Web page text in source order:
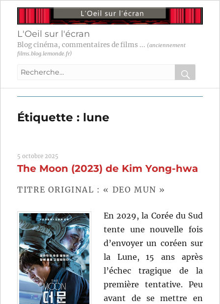
L'Oeil sur l'écran
Blog cinéma, commentaires de films ... (anciennement
films.blog.lemonde.fr)
Recherche
:
OK
Étiquette : lune
5 octobre 2025
The Moon (2023) de Kim Yong-hwa
TITRE ORIGINAL : « DEO MUN »
En 2029, la Corée du Sud
tente une nouvelle fois
d’envoyer un coréen sur
la Lune, 15 ans après
l’échec tragique de la
première tentative. Peu
avant de se mettre en